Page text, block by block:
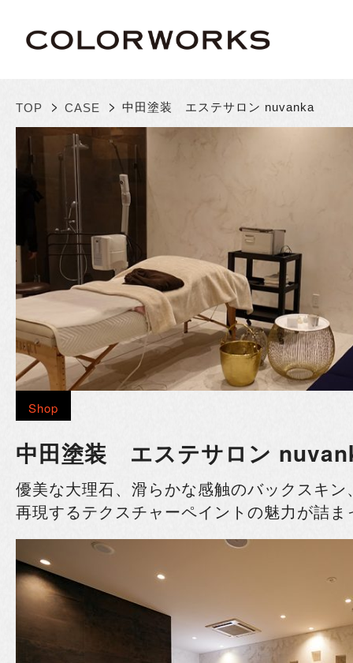
TOP > CASE > 中田塗装 エステサロン nuvanka
Shop
中田塗装 エステサロン
優美な大理石、滑らかな感触のバックスキ
再現するテクスチャーペイントの魅力が詰